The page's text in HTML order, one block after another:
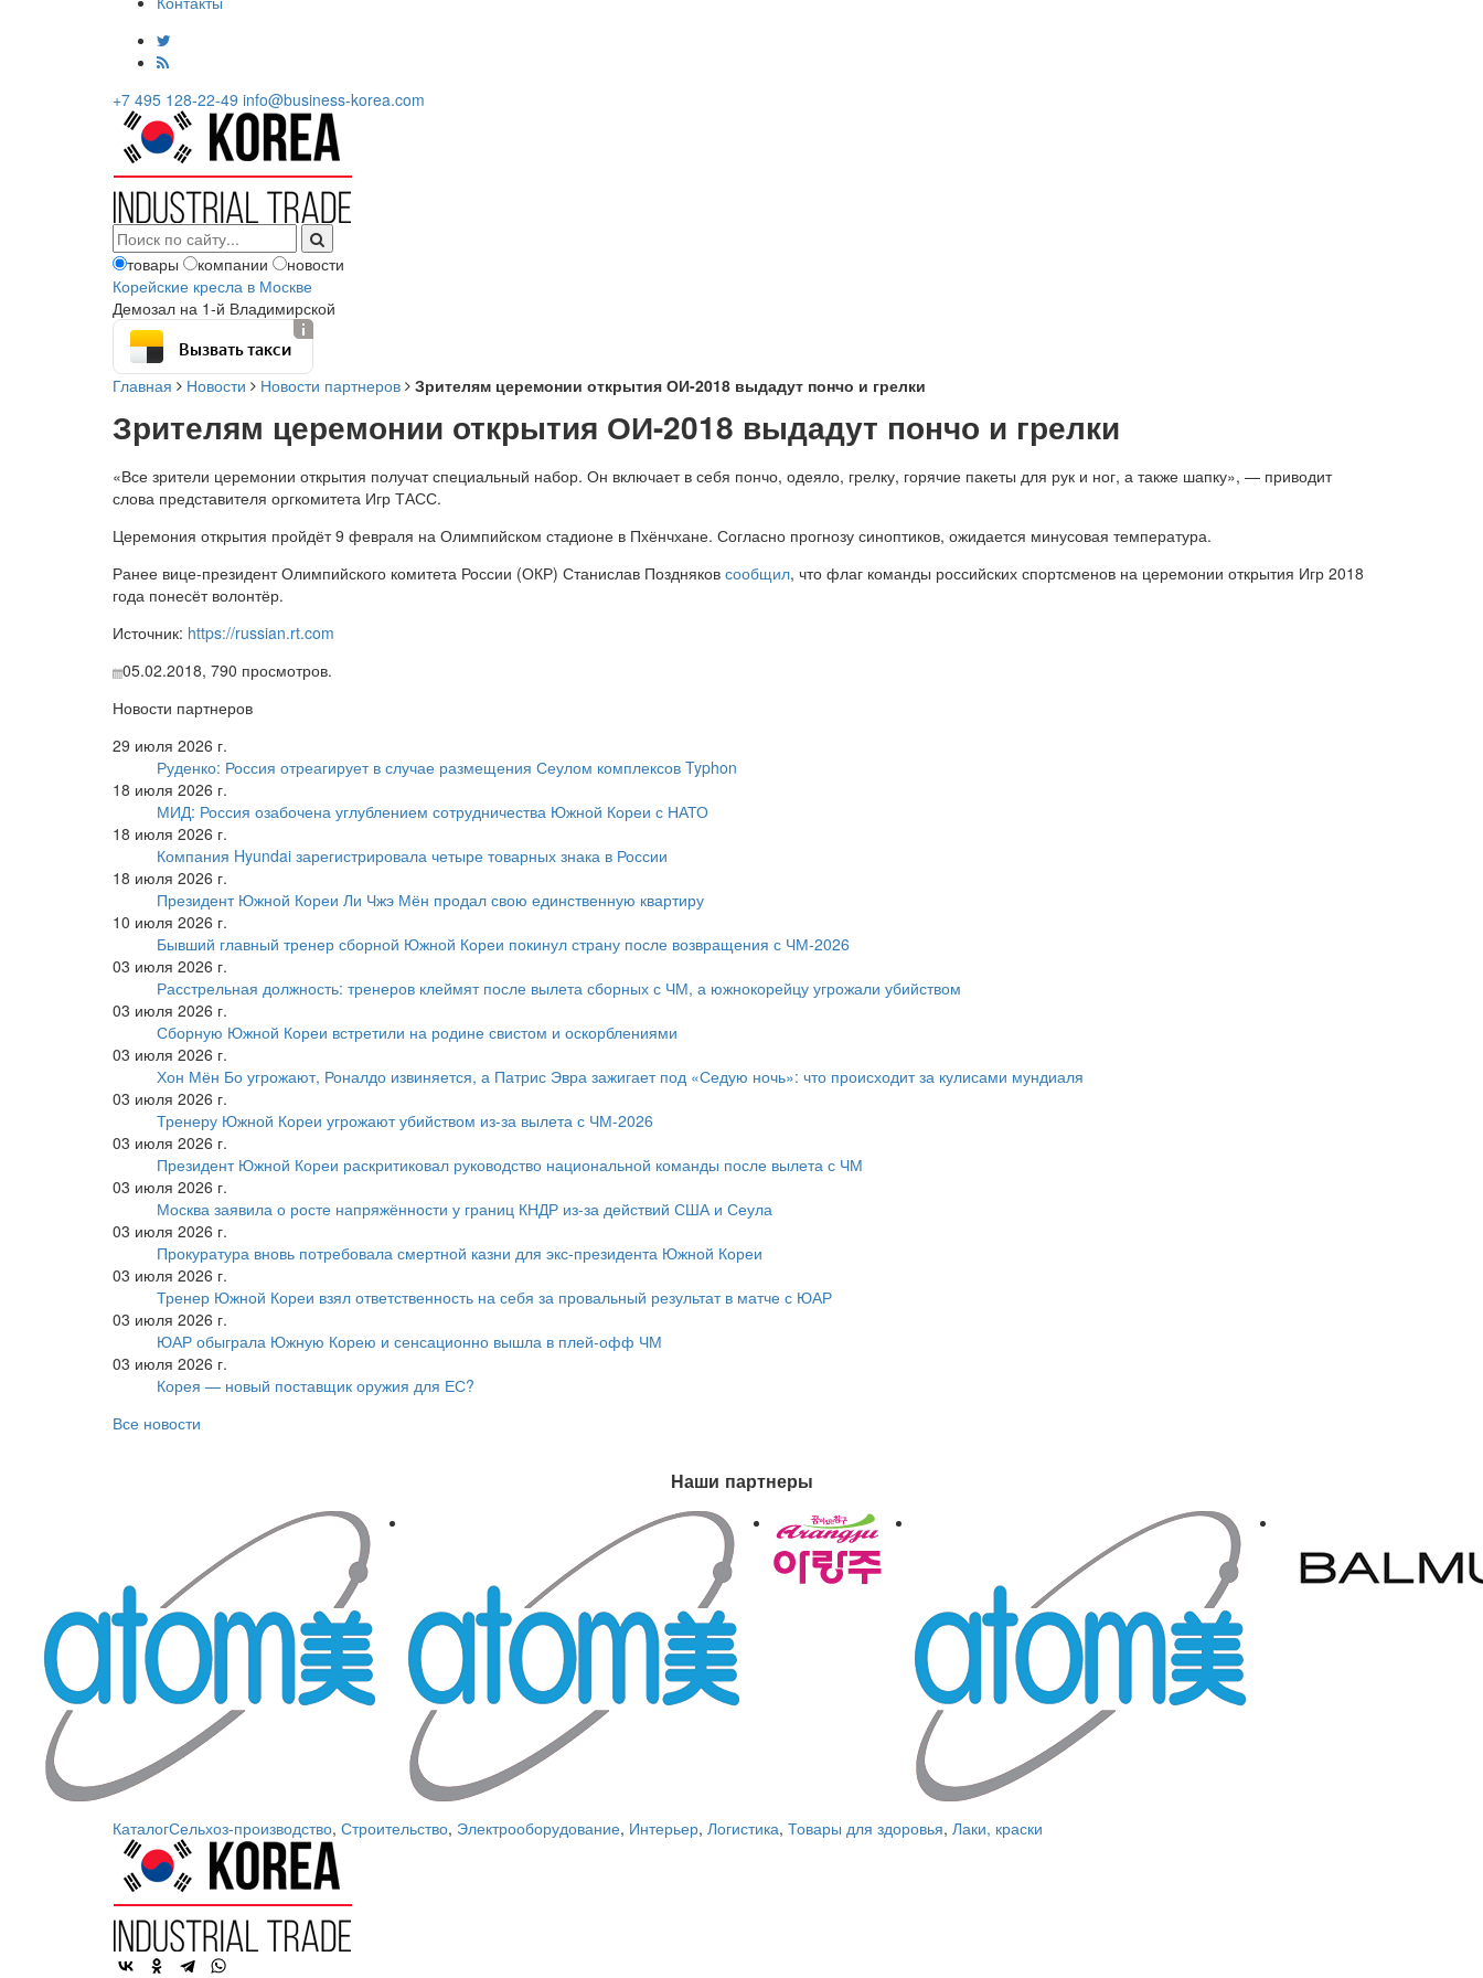
+7 495 128-22-49 info@business-korea.com
товары компании
новости
Корейские кресла в Москве
Демозал на 1-й Владимирской
Вызвать такси
Главная Новости Новости партнеров Зрителям церемонии открытия ОИ-2018 выдадут пончо и грелки
Зрителям церемонии открытия ОИ-2018 выдадут пончо и грелки
«Все зрители церемонии открытия получат специальный набор. Он включает в себя пончо, одеяло, грелку, горячие пакеты для рук и ног, а также шапку», — приводит
слова представителя оргкомитета Игр ТАСС.
Церемония открытия пройдёт 9 февраля на Олимпийском стадионе в Пхёнчхане. Согласно прогнозу синоптиков, ожидается минусовая температура.
Ранее вице-президент Олимпийского комитета России (ОКР) Станислав Поздняков сообщил, что флаг команды российских спортсменов на церемонии открытия Игр 2018
года понесёт волонтёр.
Источник: https://russian.rt.com
05.02.2018, 790 просмотров.
Новости партнеров
29 июля 2026 г.
Руденко: Россия отреагирует в случае размещения Сеулом комплексов Typhon
18 июля 2026 г.
МИД: Россия озабочена углублением сотрудничества Южной Кореи с НАТО
18 июля 2026 г.
Компания Hyundai зарегистрировала четыре товарных знака в России
18 июля 2026 г.
Президент Южной Кореи Ли Чжэ Мён продал свою единственную квартиру
10 июля 2026 г.
Бывший главный тренер сборной Южной Кореи покинул страну после возвращения с ЧМ-2026
03 июля 2026 г.
Расстрельная должность: тренеров клеймят после вылета сборных с ЧМ, а южнокорейцу угрожали убийством
03 июля 2026 г.
Сборную Южной Кореи встретили на родине свистом и оскорблениями
03 июля 2026 г.
Хон Мён Бо угрожают, Роналдо извиняется, а Патрис Эвра зажигает под «Седую ночь»: что происходит за кулисами мундиаля
03 июля 2026 г.
Тренеру Южной Кореи угрожают убийством из-за вылета с ЧМ-2026
03 июля 2026 г.
Президент Южной Кореи раскритиковал руководство национальной команды после вылета с ЧМ
03 июля 2026 г.
Москва заявила о росте напряжённости у границ КНДР из-за действий США и Сеула
03 июля 2026 г.
Прокуратура вновь потребовала смертной казни для экс-президента Южной Кореи
03 июля 2026 г.
Тренер Южной Кореи взял ответственность на себя за провальный результат в матче с ЮАР
03 июля 2026 г.
ЮАР обыграла Южную Корею и сенсационно вышла в плей-офф ЧМ
03 июля 2026 г.
Корея — новый поставщик оружия для ЕС?
Все новости
Наши партнеры
КаталогСельхоз-производство, Строительство, Электрооборудование, Интерьер, Логистика, Товары для здоровья, Лаки, краски